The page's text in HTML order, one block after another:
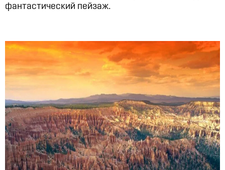
фантастический пейзаж.